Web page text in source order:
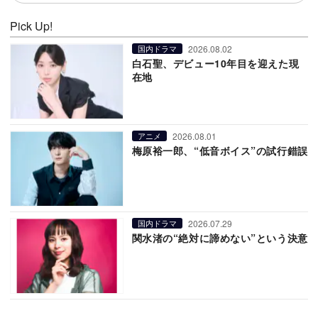
Pick Up!
国内ドラマ 2026.08.02
白石聖、デビュー10年目を迎えた現
在地
アニメ 2026.08.01
梅原裕一郎、“低音ボイス”の試行錯誤
国内ドラマ 2026.07.29
関水渚の“絶対に諦めない”という決意